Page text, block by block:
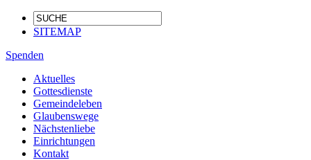
SITEMAP
Spenden
Aktuelles
Gottesdienste
Gemeindeleben
Glaubenswege
Nächstenliebe
Einrichtungen
Kontakt